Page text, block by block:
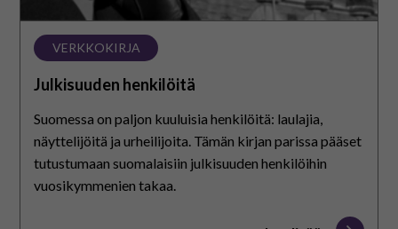
VERKKOKIRJA
Julkisuuden henkilöitä
Suomessa on paljon kuuluisia henkilöitä: laulajia,
näyttelijöitä ja urheilijoita. Tämän kirjan parissa pääset
tutustumaan suomalaisiin julkisuuden henkilöihin
vuosikymmenien takaa.